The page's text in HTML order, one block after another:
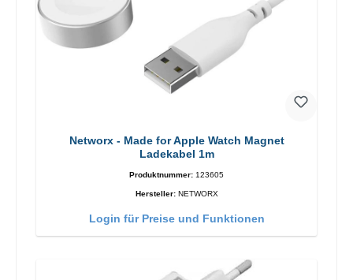
Networx - Made for Apple Watch Magnet
Ladekabel 1m
Produktnummer: 123605
Hersteller: NETWORX
Login für Preise und Funktionen